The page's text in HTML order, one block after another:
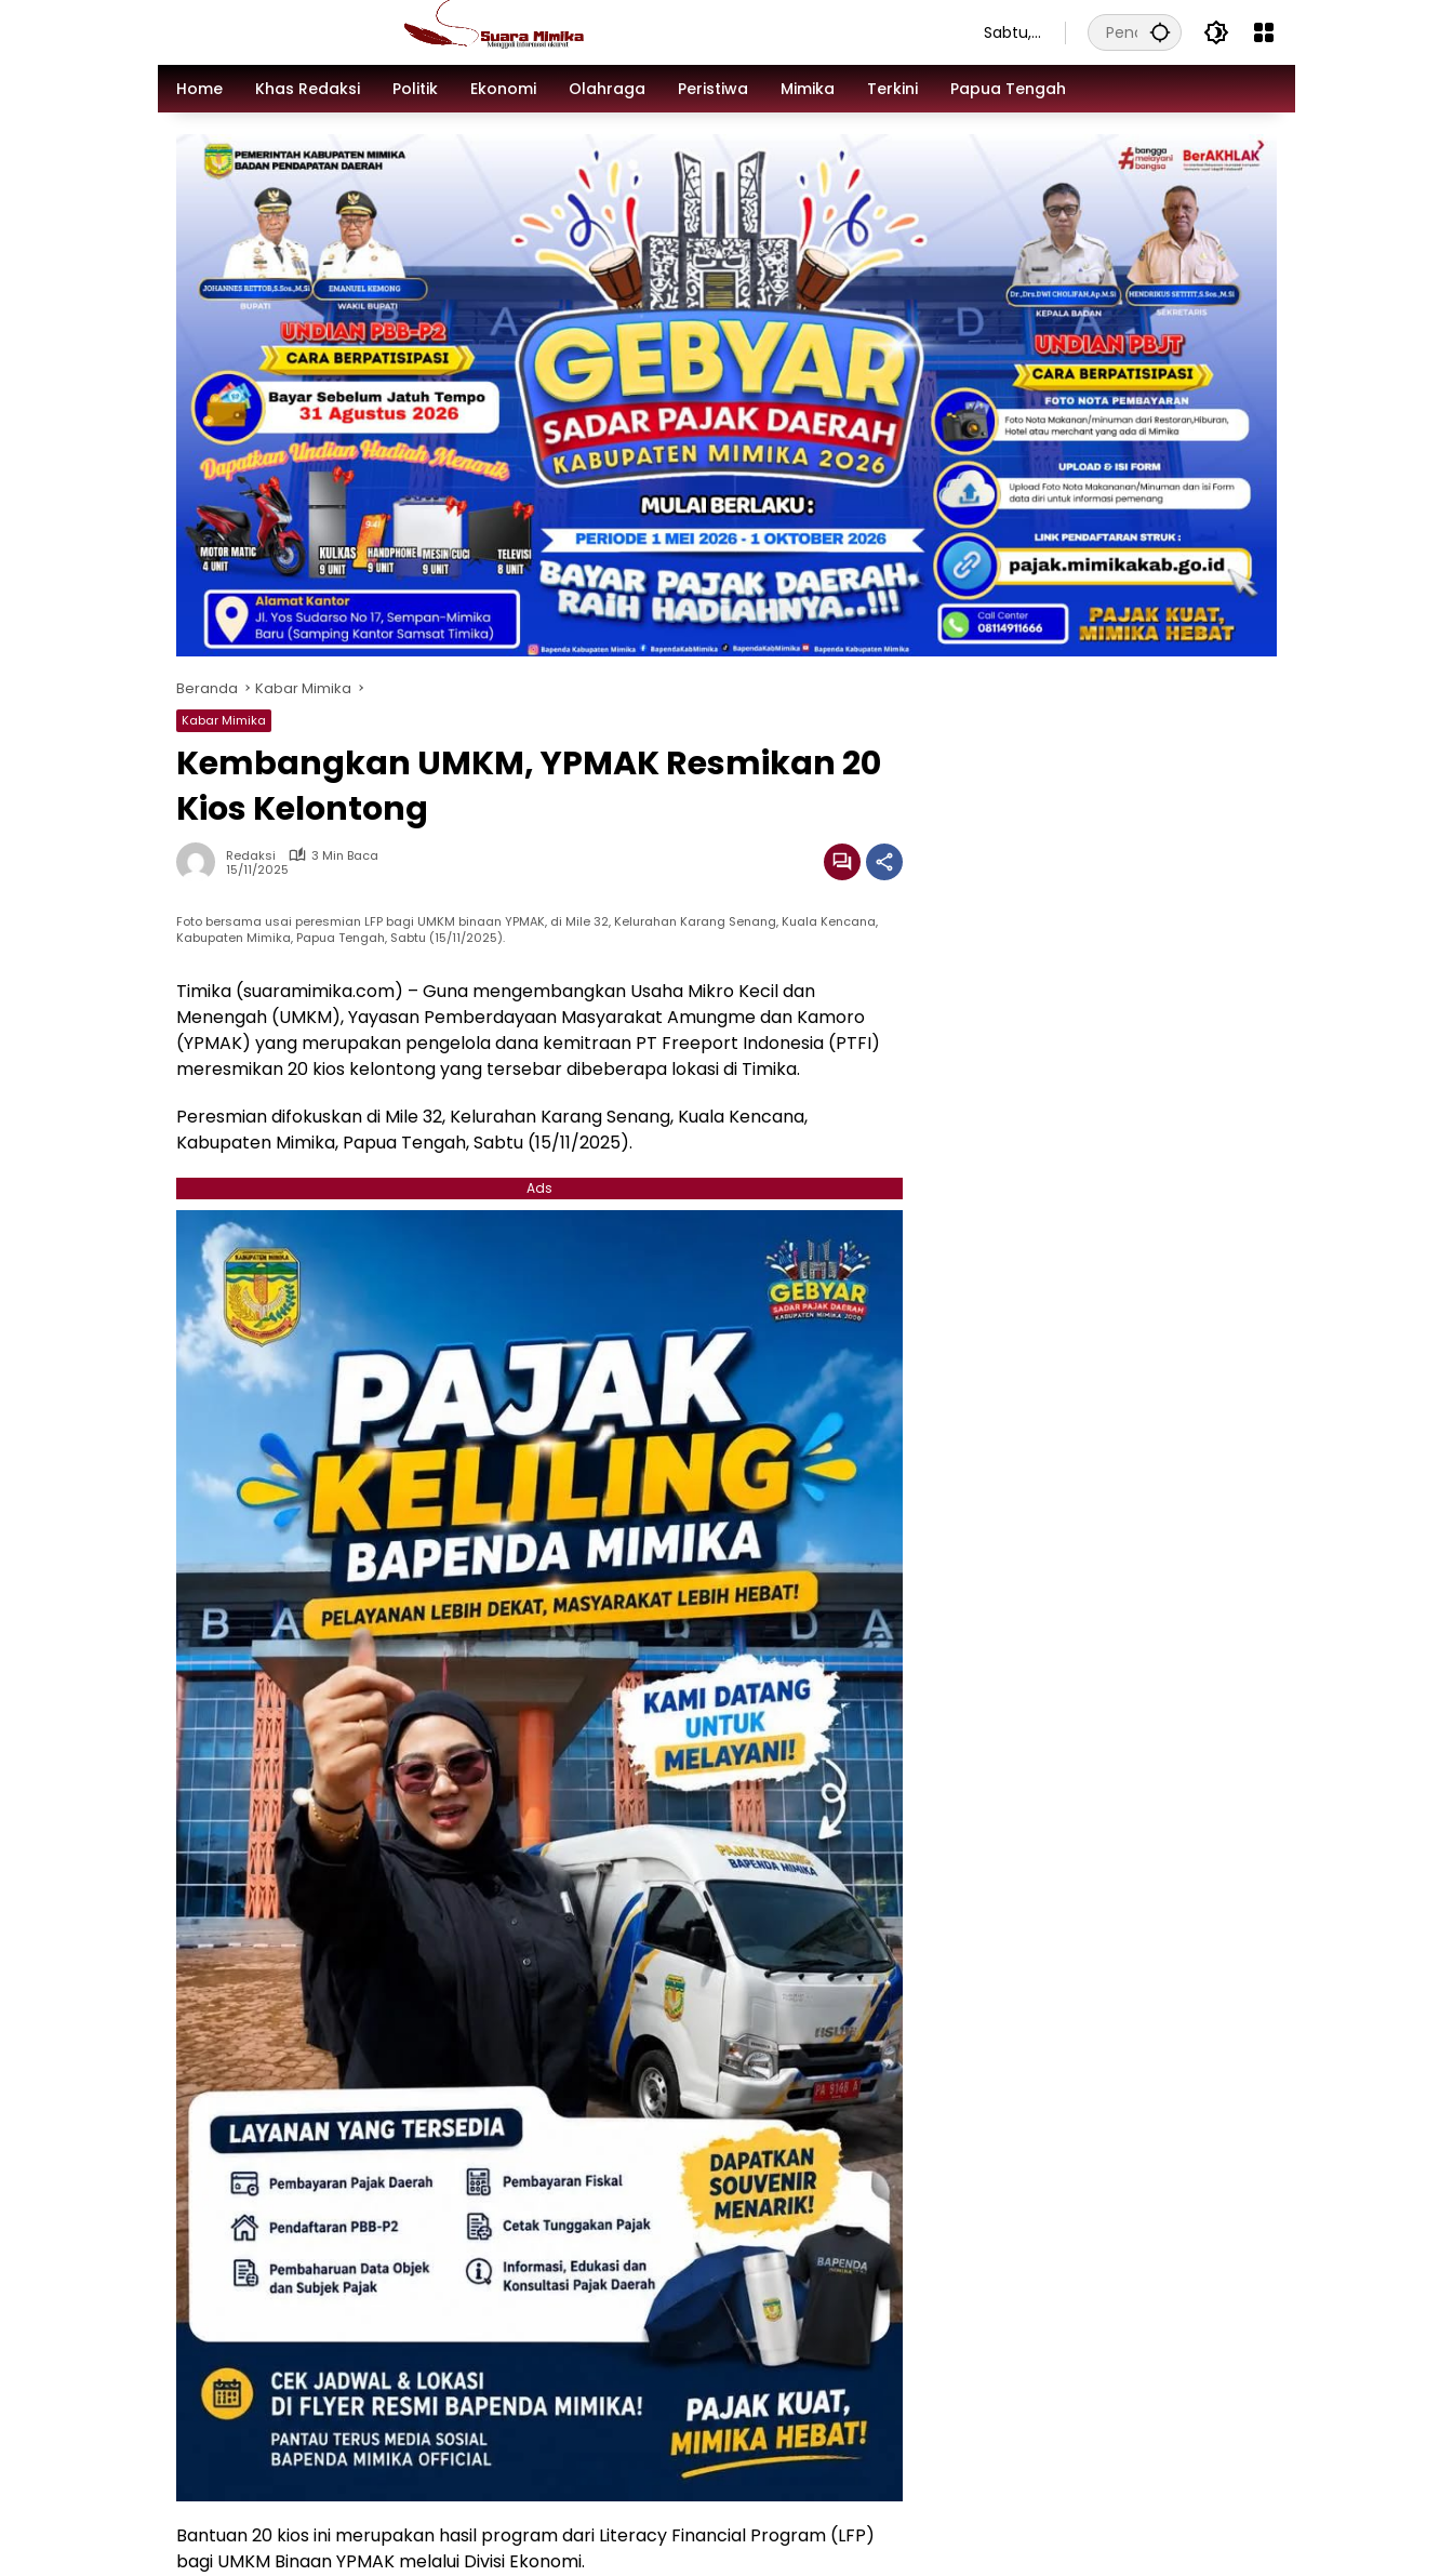
Sabtu,
Agustu
s 2026
Home Khas Redaksi Politik Ekonomi Olahraga Peristiwa Mimika Terkini Papua Tengah
Beranda Kabar Mimika
Kabar Mimika
Kembangkan UMKM, YPMAK Resmikan 20
Kios Kelontong
Redaksi
3 Min Baca
15/11/2025
Foto bersama usai peresmian LFP bagi UMKM binaan YPMAK, di Mile 32, Kelurahan Karang Senang, Kuala Kencana,
Kabupaten Mimika, Papua Tengah, Sabtu (15/11/2025).
Timika (suaramimika.com) – Guna mengembangkan Usaha Mikro Kecil dan
Menengah (UMKM), Yayasan Pemberdayaan Masyarakat Amungme dan Kamoro
(YPMAK) yang merupakan pengelola dana kemitraan PT Freeport Indonesia (PTFI)
meresmikan 20 kios kelontong yang tersebar dibeberapa lokasi di Timika.
Peresmian difokuskan di Mile 32, Kelurahan Karang Senang, Kuala Kencana,
Kabupaten Mimika, Papua Tengah, Sabtu (15/11/2025).
Ads
Bantuan 20 kios ini merupakan hasil program dari Literacy Financial Program (LFP)
bagi UMKM Binaan YPMAK melalui Divisi Ekonomi.